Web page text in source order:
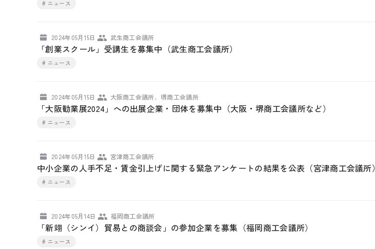
# ニュース
2024年05月15日 武生商工会議所
「創業スクール」受講生を募集中（武生商工会議所）
# ニュース
2024年05月15日 大阪商工会議所、堺商工会議所
「大阪勧業展2024」への出展企業・団体を募集中（大阪・堺商工会議所など）
# ニュース
2024年05月15日 宮津商工会議所
中小企業の人手不足・賃金引上げに関する緊急アンケートの結果を公表（宮津商工会議所）
# ニュース
2024年05月14日 福岡商工会議所
「新翊（シンイ）貿易との商談会」の参加企業を募集（福岡商工会議所）
# ニュース